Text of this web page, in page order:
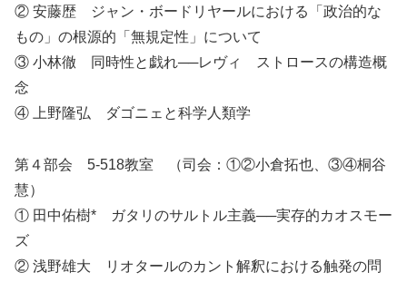
② 安藤歴 ジャン・ボードリヤールにおける「政治的な
もの」の根源的「無規定性」について
③ 小林徹 同時性と戯れ──レヴィ゠ストロースの構造概
念
④ 上野隆弘 ダゴニェと科学人類学
第４部会 5-518教室 （司会：①②小倉拓也、③④桐谷
慧）
① 田中佑樹* ガタリのサルトル主義──実存的カオスモー
ズ
② 浅野雄大 リオタールのカント解釈における触発の問